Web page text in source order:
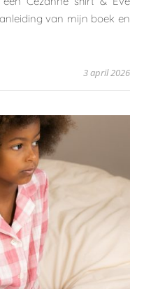
van mijn boek en
3 april 2026